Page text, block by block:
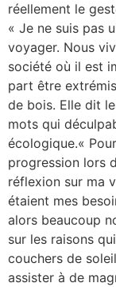
réellement le
« Je ne suis pas
voyager. Nous
société où il est
part être
de bois. Elle dit
mots qui
écologique.«
progression lors
réflexion sur ma
étaient mes
alors beaucoup
sur les raisons
couchers de
assister à de